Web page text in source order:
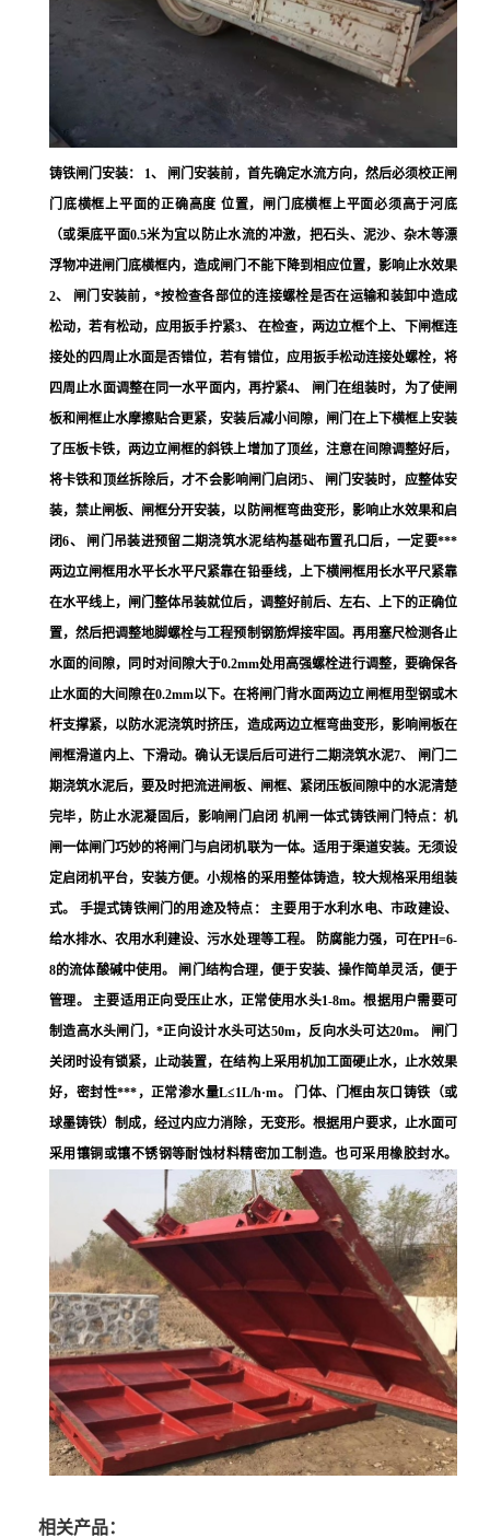
铸铁闸门安装： 1、 闸门安装前，首先确定水流方向，然后必须校正闸
门底横框上平面的正确高度 位置，闸门底横框上平面必须高于河底
（或渠底平面0.5米为宜以防止水流的冲激，把石头、泥沙、杂木等漂
浮物冲进闸门底横框内，造成闸门不能下降到相应位置，影响止水效果
2、 闸门安装前，*按检查各部位的连接螺栓是否在运输和装卸中造成
松动，若有松动，应用扳手拧紧3、 在检查，两边立框个上、下闸框连
接处的四周止水面是否错位，若有错位，应用扳手松动连接处螺栓，将
四周止水面调整在同一水平面内，再拧紧4、 闸门在组装时，为了使闸
板和闸框止水摩擦贴合更紧，安装后减小间隙，闸门在上下横框上安装
了压板卡铁，两边立闸框的斜铁上增加了顶丝，注意在间隙调整好后，
将卡铁和顶丝拆除后，才不会影响闸门启闭5、 闸门安装时，应整体安
装，禁止闸板、闸框分开安装，以防闸框弯曲变形，影响止水效果和启
闭6、 闸门吊装进预留二期浇筑水泥结构基础布置孔口后，一定要***
两边立闸框用水平长水平尺紧靠在铅垂线，上下横闸框用长水平尺紧靠
在水平线上，闸门整体吊装就位后，调整好前后、左右、上下的正确位
置，然后把调整地脚螺栓与工程预制钢筋焊接牢固。再用塞尺检测各止
水面的间隙，同时对间隙大于0.2mm处用高强螺栓进行调整，要确保各
止水面的大间隙在0.2mm以下。在将闸门背水面两边立闸框用型钢或木
杆支撑紧，以防水泥浇筑时挤压，造成两边立框弯曲变形，影响闸板在
闸框滑道内上、下滑动。确认无误后后可进行二期浇筑水泥7、 闸门二
期浇筑水泥后，要及时把流进闸板、闸框、紧闭压板间隙中的水泥清楚
完毕，防止水泥凝固后，影响闸门启闭 机闸一体式铸铁闸门特点：机
闸一体闸门巧妙的将闸门与启闭机联为一体。适用于渠道安装。无须设
定启闭机平台，安装方便。小规格的采用整体铸造，较大规格采用组装
式。 手提式铸铁闸门的用途及特点： 主要用于水利水电、市政建设、
给水排水、农用水利建设、污水处理等工程。 防腐能力强，可在PH=6-
8的流体酸碱中使用。 闸门结构合理，便于安装、操作简单灵活，便于
管理。 主要适用正向受压止水，正常使用水头1-8m。根据用户需要可
制造高水头闸门，*正向设计水头可达50m，反向水头可达20m。 闸门
关闭时设有锁紧，止动装置，在结构上采用机加工面硬止水，止水效果
好，密封性***，正常渗水量L≤1L/h·m。 门体、门框由灰口铸铁（或
球墨铸铁）制成，经过内应力消除，无变形。根据用户要求，止水面可
采用镶铜或镶不锈钢等耐蚀材料精密加工制造。也可采用橡胶封水。
相关产品：